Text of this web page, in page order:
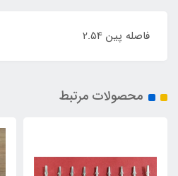
فاصله پین 2.54
محصولات مرتبط